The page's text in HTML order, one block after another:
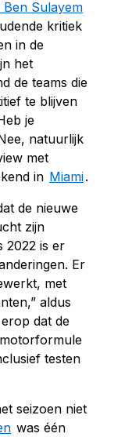
Sulayem
kritiek
in de
het
de teams die
te blijven
je
natuurlijk
met
in Miami.
de nieuwe
zijn
2022 is er
Er
met
aldus
dat de
testen
seizoen niet
was één